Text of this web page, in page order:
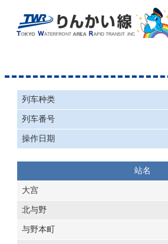
列车种类
列车番号
操作日期
站名
大宫
北与野
与野本町